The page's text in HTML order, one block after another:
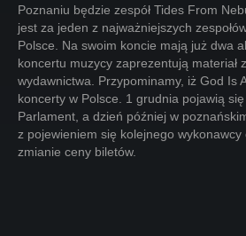
Poznaniu będzie zespół Tides From
jest za jeden z najważniejszych
Polsce. Na swoim koncie mają już dwa
koncertu muzycy zaprezentują materiał
wydawnictwa. Przypominamy, iż God Is
koncerty w Polsce. 1 grudnia pojawią
Parlament, a dzień później w
z pojewieniem się kolejnego
zmianie ceny biletów.